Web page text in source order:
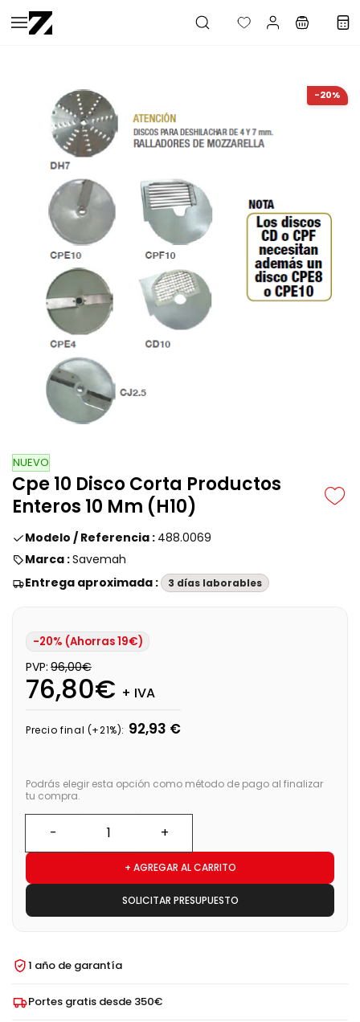
Saltar al
contenido
-20%
NUEVO
Cpe 10 Disco Corta Productos
Enteros 10 Mm (H10)
Modelo / Referencia : 488.0069
Marca :Savemah
Entrega aproximada :
3 días laborables
-20% (Ahorras 19€)
PVP: 96,00€
76,80€ + IVA
Precio final (+21%): 92,93 €
Podrás elegir esta opción como método de pago al finalizar
tu compra.
+ AGREGAR AL CARRITO
SOLICITAR PRESUPUESTO
1 año de garantía
Portes gratis desde 350€